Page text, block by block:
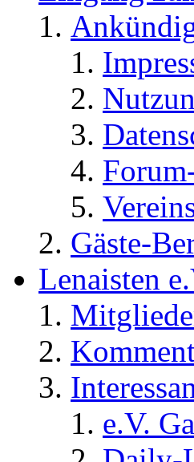
Gäste-
Lenaisten
e.V.